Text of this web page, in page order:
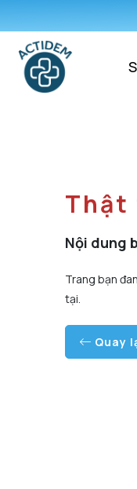
Thật
Nội dung
Trang bạn
tại.
Quay